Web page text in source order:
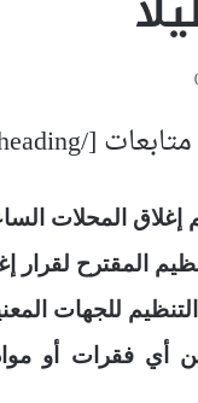
المقترح لقرار
للجهات
أي فقرات أو